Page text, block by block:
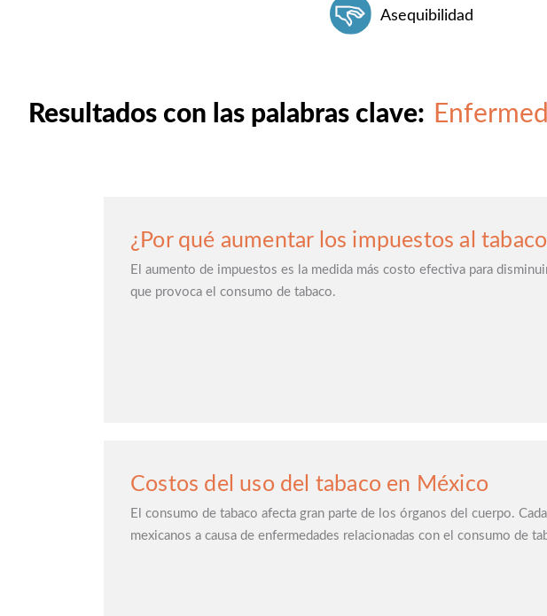
Asequibilidad
Resultados con las palabras clave:
¿Por qué aumentar los impuestos al
El aumento de impuestos es la medida más costo efectiva para
que provoca el consumo de tabaco.
Costos del uso del tabaco en México
El consumo de tabaco afecta gran parte de los órganos del cuerpo.
mexicanos a causa de enfermedades relacionadas con el consumo de